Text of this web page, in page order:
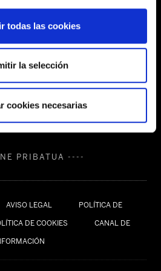
todas las cookies
la selección
cookies necesarias
AVISO LEGAL POLÍTICA DE
DE COOKIES CANAL DE
SEDES
PRIBATUA ----